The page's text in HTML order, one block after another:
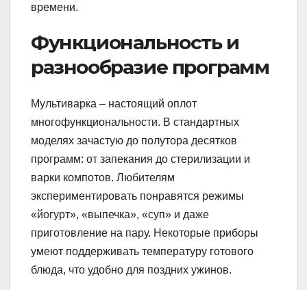
времени.
Функциональность и
разнообразие программ
Мультиварка – настоящий оплот
многофункциональности. В стандартных
моделях зачастую до полутора десятков
программ: от запекания до стерилизации и
варки компотов. Любителям
экспериментировать понравятся режимы
«йогурт», «выпечка», «суп» и даже
приготовление на пару. Некоторые приборы
умеют поддерживать температуру готового
блюда, что удобно для поздних ужинов.